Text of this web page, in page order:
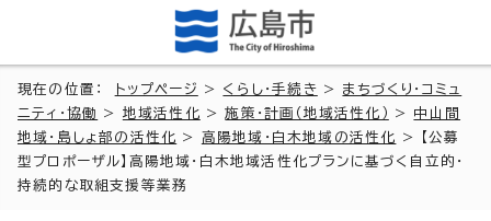
現在の位置： トップページ > くらし・手続き > まちづくり・コミュ
ニティ・協働
> 地域活性化 >施策・計画（地域活性化） > 中山間
地域・島しょ部の活性化 > 高陽地域・白木地域の活性化
> 【公募
型プロポーザル】高陽地域・白木地域活性化プランに基づく自立的・
持続的な取組支援等業務